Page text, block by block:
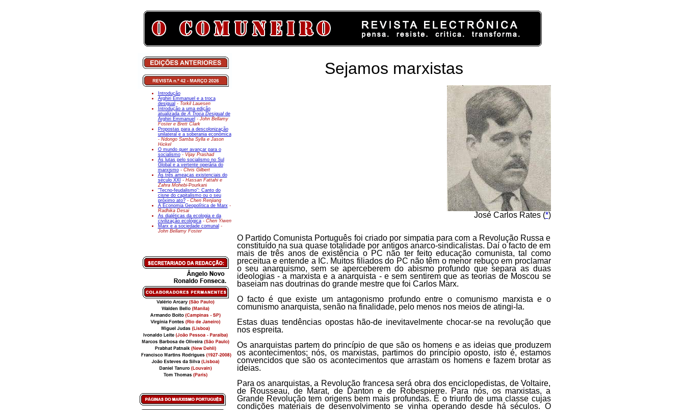
Introdução
Arghiri Emmanuel e a troca
desigual - Torkil Lauesen
Introdução a uma edição
atualizada deA Troca Desigualde
Arghiri Emmanuel - John Bellamy
Foster e Brett Clark
Propostas para a descolonização
unilateral e a soberania económica
- Ndongo Samba Sylla e Jason
Hickel
O mundo quer avançar para o
socialismo- Vijay Prashad
As lutas pelo socialismo no Sul
Global e a vertente operária do
marxismo- Chris Gilbert
As três ameaças existenciais do
século XXI - Hassan Fattahi e
Zahra Mohebi-Pourkani
"Tecno-feudalismo": Canto do
cisne do capitalismo ou o seu
próximo ato? - Chen Renjiang
A Economia Geopolítica de Marx-
Radhika Desai
As dialéticas da ecologia e da
civilização ecológica - Chen Yiwen
Marx e a sociedade comunal -
John Bellamy Foster
Sejamos marxistas
José Carlos Rates (*)
O Partido Comunista Português foi criado por simpatia para com a Revolução Russa e
constituído na sua quase totalidade por antigos anarco-sindicalistas. Daí o facto de em
mais de três anos de existência o PC não ter feito educação comunista, tal como
preceitua e entende a IC. Muitos filiados do PC não têm o menor rebuço em proclamar
o seu anarquismo, sem se aperceberem do abismo profundo que separa as duas
ideologias - a marxista e a anarquista - e sem sentirem que as teorias de Moscou se
baseiam nas doutrinas do grande mestre que foi Carlos Marx.
O facto é que existe um antagonismo profundo entre o comunismo marxista e o
comunismo anarquista, senão na finalidade, pelo menos nos meios de atingi-Ia.
Estas duas tendências opostas hão-de inevitavelmente chocar-se na revolução que
nos espreita.
Os anarquistas partem do princípio de que são os homens e as ideias que produzem
os acontecimentos; nós, os marxistas, partimos do princípio oposto, isto é, estamos
convencidos que são os acontecimentos que arrastam os homens e fazem brotar as
ideias.
Para os anarquistas, a Revolução francesa será obra dos enciclopedistas, de Voltaire,
de Rousseau, de Marat, de Danton e de Robespierre. Para nós, os marxistas, a
Grande Revolução tem origens bem mais profundas. É o triunfo de uma classe cujas
condições materiais de desenvolvimento se vinha operando desde há séculos. O